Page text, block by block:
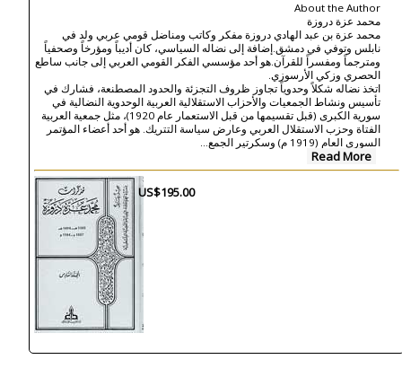
About the Author
محمد عزة دروزة
محمد عزة بن عبد الهادي دروزة مفكر وكاتب ومناضل قومي عربي ولد في
نابلس وتوفي في دمشق.إضافة إلى نضاله السياسي، كان أديباً ومؤرخاً وصحفياً
ومترجماً ومفسراً للقرآن.هو أحد مؤسسي الفكر القومي العربي إلى جانب ساطع
الحصري وزكي الأرسوزي.
اتخذ نضاله شكلاً وحدوياً تجاوز ظروف التجزئة والحدود المصطنعة، فشارك في
تأسيس ونشاط الجمعيات والأحزاب الاستقلالية العربية الوحدوية النضالية في
سورية الكبرى (قبل تقسيمها من قبل الاستعمار عام 1920)، مثل جمعية العربية
الفتاة وحزب الاستقلال العربي وعارض سياسة التتريك. هو أحد أعضاء المؤتمر
السوري العام (1919 م) وسكرتير الجمع
...
Read More
US$195.00